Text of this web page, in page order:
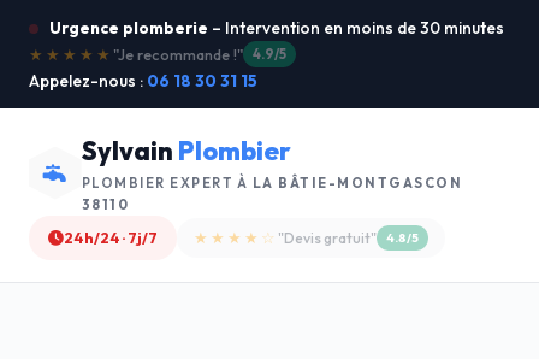
Urgence plomberie – Intervention en moins de 30 minutes
★★★★★ "Service ultra rapide !" 5.0/5
Appelez-nous : 06 18 30 31 15
Sylvain Plombier
PLOMBIER EXPERT À LA BÂTIE-MONTGASCON
38110
24h/24 · 7j/7 ★★★★☆ "Devis gratuit" 4.8/5